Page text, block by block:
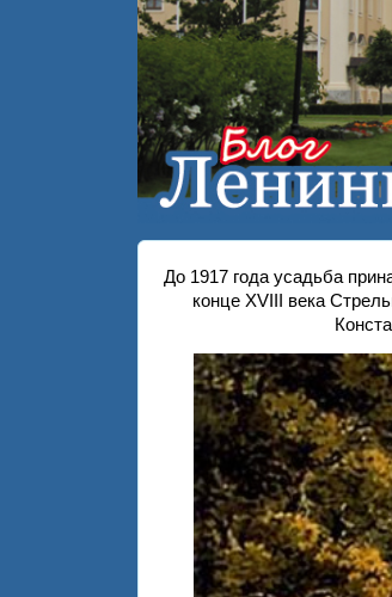
До 1917 года усадьба
конце XVIII века